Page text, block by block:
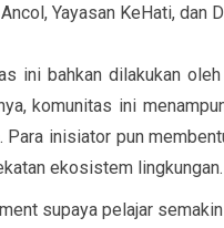
Yayasan KeHati, dan
ini bahkan dilakukan
komunitas ini
Para inisiator pun
ekosistem lingkungan.
supaya pelajar